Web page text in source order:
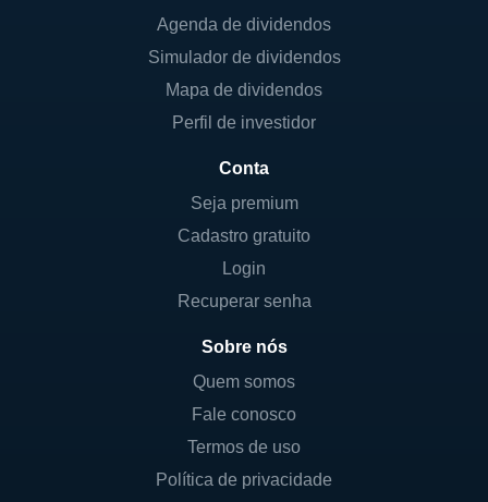
Agenda de dividendos
Simulador de dividendos
Mapa de dividendos
Perfil de investidor
Conta
Seja premium
Cadastro gratuito
Login
Recuperar senha
Sobre nós
Quem somos
Fale conosco
Termos de uso
Política de privacidade